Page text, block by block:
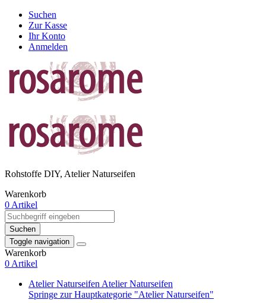
Suchen
Zur Kasse
Ihr Konto
Anmelden
Rohstoffe DIY, Atelier Naturseifen
Warenkorb
0 Artikel
Suchen
Toggle navigation
Warenkorb
0 Artikel
Atelier Naturseifen Atelier Naturseifen
Springe zur Hauptkategorie "Atelier Naturseifen"